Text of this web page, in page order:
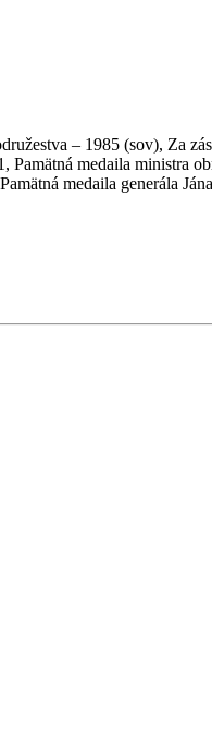
– 1985 (sov), Za
medaila ministra
medaila generála